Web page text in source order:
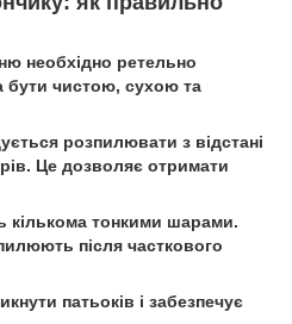
необхідно ретельно
бути чистою, сухою та
розпилювати з відстані
Це дозволяє отримати
кількома тонкими шарами.
після часткового
патьоків і забезпечує